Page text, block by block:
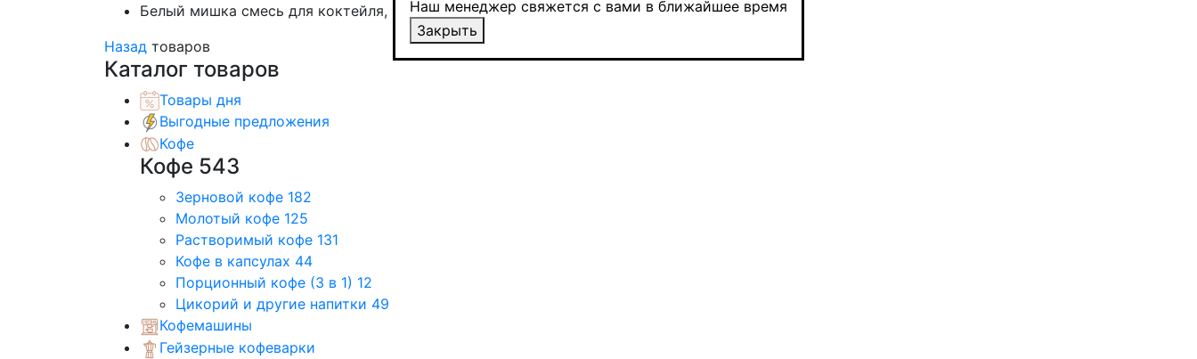
Наш менеджер свяжется с вами в ближайшее время
Закрыть
Белый мишка смесь для коктейля, Клубника, 300 гр
Назад товаров
Каталог товаров
Товары дня
Выгодные предложения
Кофе
Кофе 543
Зерновой кофе 182
Молотый кофе 125
Растворимый кофе 131
Кофе в капсулах 44
Порционный кофе (3 в 1) 12
Цикорий и другие напитки 49
Кофемашины
Гейзерные кофеварки